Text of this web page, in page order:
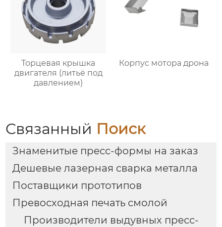
Торцевая крышка
двигателя (литьё под
давлением)
Корпус мотора дрона
Связанный Поиск
Знаменитые пресс-формы на заказ
Дешевые лазерная сварка металла
Поставщики прототипов
Превосходная печать смолой
Производители выдувных пресс-